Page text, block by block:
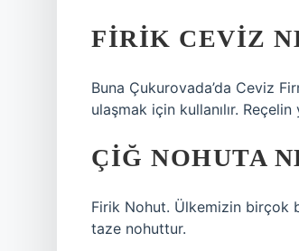
FIRIK CEVIZ
Buna Çukurovada’da Ceviz
ulaşmak için kullanılır.
ÇIĞ NOHUTA
Firik Nohut. Ülkemizin birçok
taze nohuttur.